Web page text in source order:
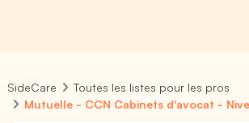
SideCare
Toutes les listes pour les pros
Mutuelle - CCN Cabinets d'avocat -